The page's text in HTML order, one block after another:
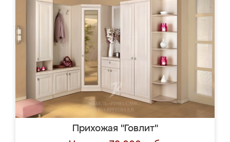
Прихожая "Говлит"